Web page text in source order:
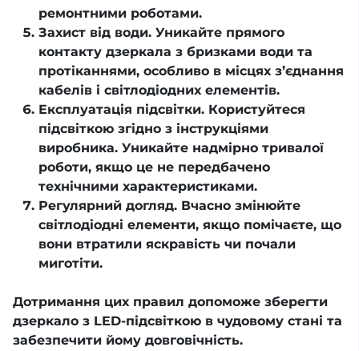
ремонтними роботами.
Захист від води. Уникайте прямого
контакту дзеркала з бризками води та
протіканнями, особливо в місцях з’єднання
кабелів і світлодіодних елементів.
Експлуатація підсвітки. Користуйтеся
підсвіткою згідно з інструкціями
виробника. Уникайте надмірно тривалої
роботи, якщо це не передбачено
технічними характеристиками.
Регулярний догляд. Вчасно змінюйте
світлодіодні елементи, якщо помічаєте, що
вони втратили яскравість чи почали
миготіти.
Дотримання цих правил допоможе зберегти
дзеркало з LED-підсвіткою в чудовому стані та
забезпечити йому довговічність.